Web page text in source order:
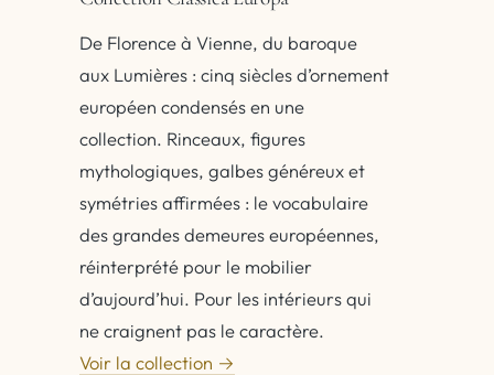
De Florence à Vienne, du baroque
aux Lumières : cinq siècles d’ornement
européen condensés en une
collection. Rinceaux, figures
mythologiques, galbes généreux et
symétries affirmées : le vocabulaire
des grandes demeures européennes,
réinterprété pour le mobilier
d’aujourd’hui. Pour les intérieurs qui
ne craignent pas le caractère.
Voir la collection →